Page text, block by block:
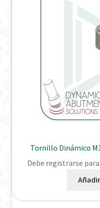
Tornillo Dinámico
Debe registrarse